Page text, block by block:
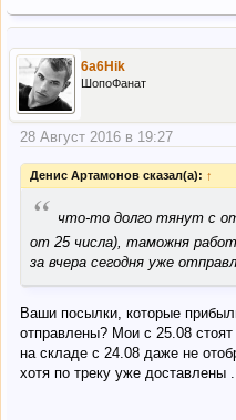
6a6Hik
ШопоФанат
28 Август 2016 в 19:27
Денис Артамонов сказал(а): ↑
“ что-то долго тянут с
от 25 числа), таможня
за вчера сегодня уже
Ваши посылки, которые
отправлены? Мои с 25.08
на складе с 24.08 даже не
хотя по треку уже доставлены .